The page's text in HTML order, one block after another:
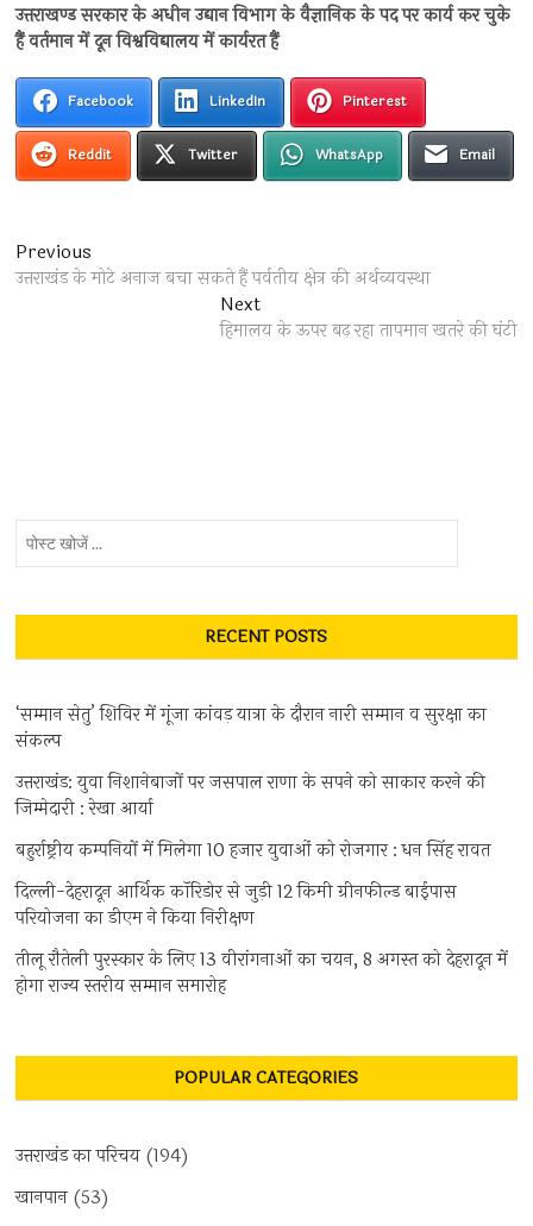
उत्तराखण्ड सरकार के अधीन उद्यान विभाग के वैज्ञानिक के पद पर कार्य कर चुके
हैं वर्तमान में दूनविश्वविद्यालय में कार्यरत हैं
Facebook LinkedIn Pinterest
Reddit Twitter WhatsApp Email
Post
navigation
Previous
post:
उत्तराखंड के मोटे अनाज बचा सकते हैं पर्वतीय क्षेत्र की अर्थव्यवस्था
NextNext
post:
हिमालय के ऊपर बढ़ रहा तापमान खतरे की घंटी
RECENT POSTS
‘सम्मान सेतु’ शिविर में गूंजा कांवड़ यात्रा के दौरान नारी सम्मान व सुरक्षा का
संकल्प
उत्तराखंड: युवा निशानेबाजों पर जसपाल राणा के सपने को साकार करने की
जिम्मेदारी : रेखा आर्या
बहुर्राष्ट्रीय कम्पनियों में मिलेगा 10 हजार युवाओं को रोजगार : धन सिंह रावत
दिल्ली-देहरादून आर्थिक कॉरिडोर से जुड़ी 12 किमी ग्रीनफील्ड बाईपास
परियोजना का डीएम ने किया निरीक्षण
तीलू रौतेली पुरस्कार के लिए 13 वीरांगनाओं का चयन, 8 अगस्त को देहरादून में
होगा राज्य स्तरीय सम्मान समारोह
POPULAR CATEGORIES
उत्तराखंड का परिचय (194)
खानपान (53)